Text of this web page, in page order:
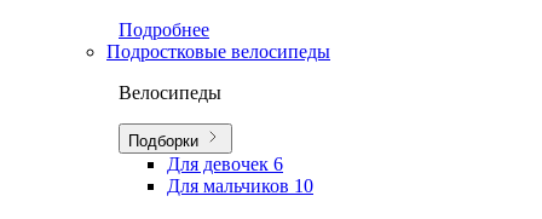
Подробнее
Подростковые велосипеды
Велосипеды
Подборки
Для девочек 6
Для мальчиков 10